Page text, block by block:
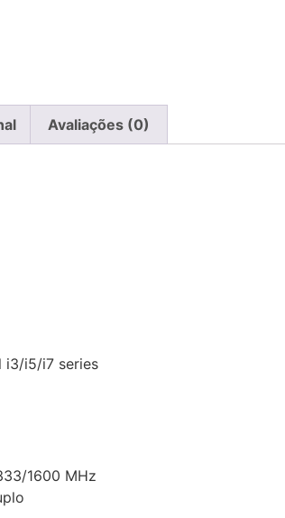
Avaliações (0)
i3/i5/i7 series
1600 MHz